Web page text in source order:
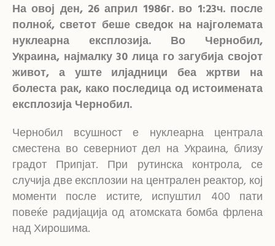
На овој ден, 26 април 1986г. во 1:23ч. после
полноќ, светот беше сведок на најголемата
нуклеарна експлозија. Во Чернобил,
Украина, најмалку 30 лица го загубија својот
живот, а уште илјадници беа жртви на
болеста рак, како последица од истоимената
експлозија Чернобил.
Чернобил всушност е нуклеарна централа
сместена во северниот дел на Украина, близу
градот Припјат. При рутинска контрола, се
случија две експлозии на централен реактор, кој
моменти после истите, испуштил 400 пати
повеќе радијација од атомската бомба фрлена
над Хирошима.